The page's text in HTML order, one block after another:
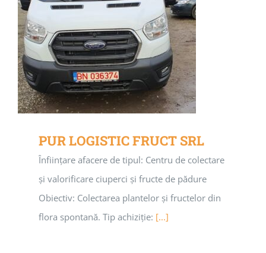
PUR LOGISTIC FRUCT SRL
Înființare afacere de tipul: Centru de colectare
și valorificare ciuperci și fructe de pădure
Obiectiv: Colectarea plantelor și fructelor din
flora spontană. Tip achiziție: [...]